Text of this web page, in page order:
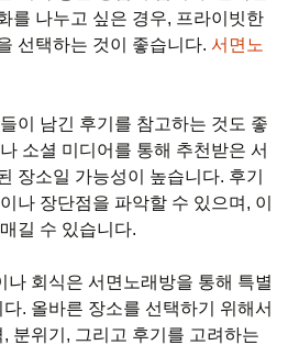
를 나누고 싶은 경우, 프라이빗한
선택하는 것이 좋습니다. 서면노
이 남긴 후기를 참고하는 것도 좋
소셜 미디어를 통해 추천받은 서
장소일 가능성이 높습니다. 후기
나 장단점을 파악할 수 있으며, 이
길 수 있습니다.
나 회식은 서면노래방을 통해 특별
. 올바른 장소를 선택하기 위해서
분위기, 그리고 후기를 고려하는